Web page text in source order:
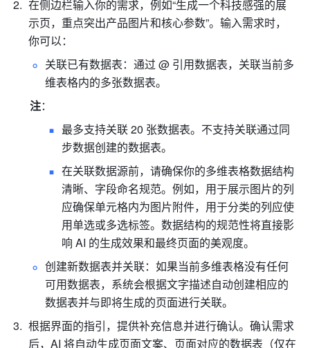
在侧边栏输入你的需求，例如“生成一个科技感强的展
示页，重点突出产品图片和核心参数”。输入需求时，
你可以：
关联已有数据表：通过 @ 引用数据表，关联当前多
维表格内的多张数据表。
注：
最多支持关联 20 张数据表。不支持关联通过同
步数据创建的数据表。
在关联数据源前，请确保你的多维表格数据结构
清晰、字段命名规范。例如，用于展示图片的列
应确保单元格内为图片附件，用于分类的列应使
用单选或多选标签。数据结构的规范性将直接影
响 AI 的生成效果和最终页面的美观度。
创建新数据表并关联：如果当前多维表格没有任何
可用数据表，系统会根据文字描述自动创建相应的
数据表并与即将生成的页面进行关联。
根据界面的指引，提供补充信息并进行确认。确认需求
后，AI 将自动生成页面文案、页面对应的数据表（仅在